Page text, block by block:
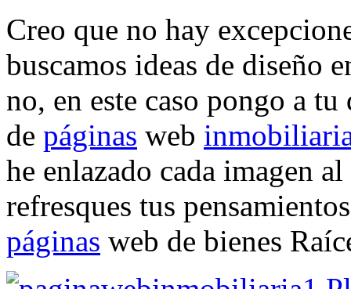
Creo que no hay
buscamos ideas de diseño
no, en este caso pongo a
de páginas web
he enlazado cada imagen
refresques tus
páginas web de bienes